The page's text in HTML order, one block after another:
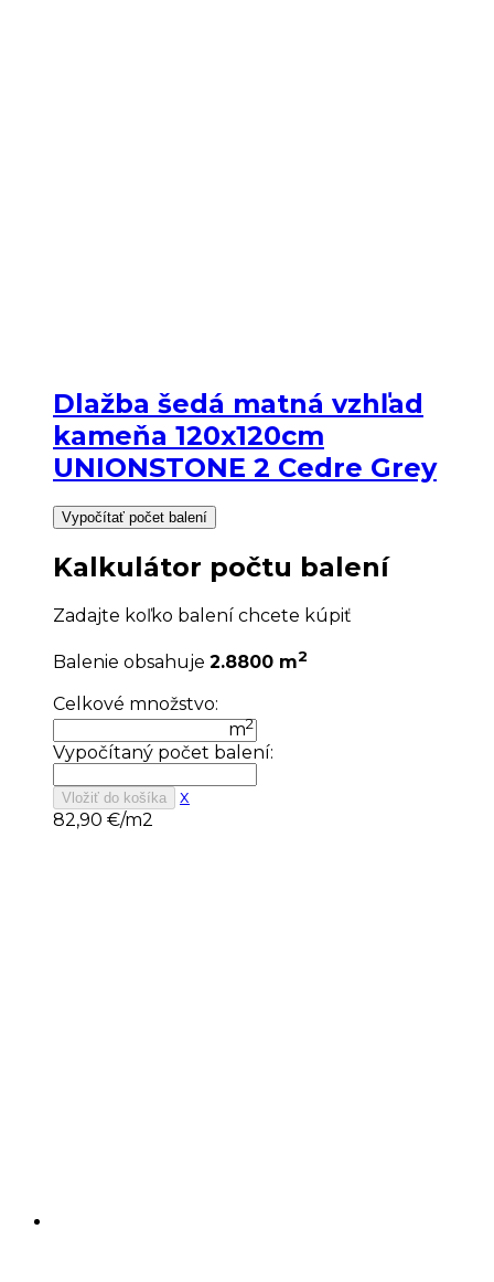
Dlažba šedá matná vzhľad
kameňa 120x120cm
UNIONSTONE 2 Cedre Grey
Vypočítať počet balení
Kalkulátor počtu balení
Zadajte koľko balení chcete kúpiť
Balenie obsahuje 2.8800 m2
Celkové množstvo:
m2
Vypočítaný počet balení:
Vložiť do košíka
x
82,90 €/m2